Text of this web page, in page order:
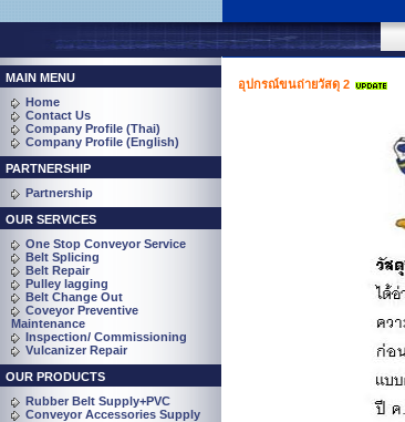
MAIN MENU
Home
Contact Us
Company Profile (Thai)
Company Profile (English)
PARTNERSHIP
Partnership
OUR SERVICES
One Stop Conveyor Service
Belt Splicing
Belt Repair
Pulley lagging
Belt Change Out
Coveyor Preventive
Maintenance
Inspection/ Commissioning
Vulcanizer Repair
OUR PRODUCTS
Rubber Belt Supply+PVC
Conveyor Accessories Supply
อุปกรณ์ขนถ่ายวัสดุ 2